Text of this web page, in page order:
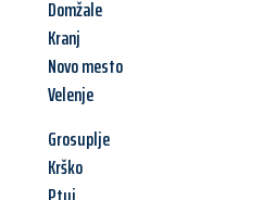
Domžale
Kranj
Novo mesto
Velenje
Grosuplje
Krško